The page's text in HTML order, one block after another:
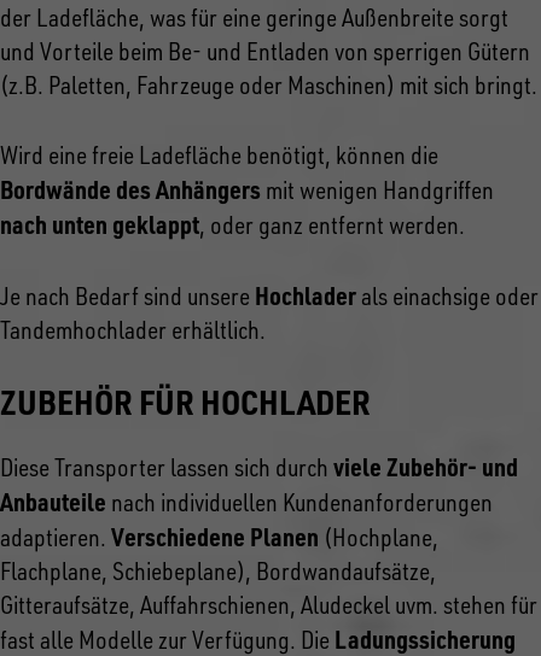
der Ladefläche, was für eine geringe Außenbreite sorgt
und Vorteile beim Be- und Entladen von sperrigen Gütern
(z.B. Paletten, Fahrzeuge oder Maschinen) mit sich bringt.
Wird eine freie Ladefläche benötigt, können die
Bordwände des Anhängers mit wenigen Handgriffen
nach unten geklappt, oder ganz entfernt werden.
Je nach Bedarf sind unsere Hochlader als einachsige oder
Tandemhochlader erhältlich.
ZUBEHÖR FÜR HOCHLADER
Diese Transporter lassen sich durch viele Zubehör- und
Anbauteile nach individuellen Kundenanforderungen
adaptieren. Verschiedene Planen (Hochplane,
Flachplane, Schiebeplane), Bordwandaufsätze,
Gitteraufsätze, Auffahrschienen, Aludeckel uvm. stehen für
fast alle Modelle zur Verfügung. Die Ladungssicherung